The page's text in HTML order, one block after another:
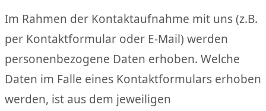
Im Rahmen der Kontaktaufnahme mit uns (z.B.
per Kontaktformular oder E-Mail) werden
personenbezogene Daten erhoben. Welche
Daten im Falle eines Kontaktformulars erhoben
werden, ist aus dem jeweiligen